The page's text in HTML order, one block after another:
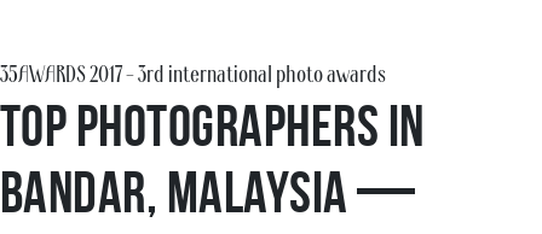
35AWARDS2017- 3rd international photo awards
Top Photographers in
Bandar, Malaysia —